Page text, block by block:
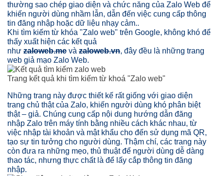
thường sao chép giao diện và chức năng của Zalo Web để
khiến người dùng nhầm lẫn, dẫn đến việc cung cấp thông
tin đăng nhập hoặc dữ liệu nhạy cảm..
Khi tìm kiếm từ khóa "Zalo web" trên Google, không khó để
thấy xuất hiện các kết quả
như zaloweb.me và zaloweb.vn, đây đều là những trang
web giả mạo Zalo Web.
Trang kết quả khi tìm kiếm từ khoá "Zalo web"
Những trang này được thiết kế rất giống với giao diện
trang chủ thật của Zalo, khiến người dùng khó phân biệt
thật – giả. Chúng cung cấp nội dung hướng dẫn đăng
nhập Zalo trên máy tính bằng nhiều cách khác nhau, từ
việc nhập tài khoản và mật khẩu cho đến sử dụng mã QR,
tạo sự tin tưởng cho người dùng. Thậm chí, các trang này
còn đưa ra những mẹo, thủ thuật để người dùng dễ dàng
thao tác, nhưng thực chất là để lấy cắp thông tin đăng
nhập.